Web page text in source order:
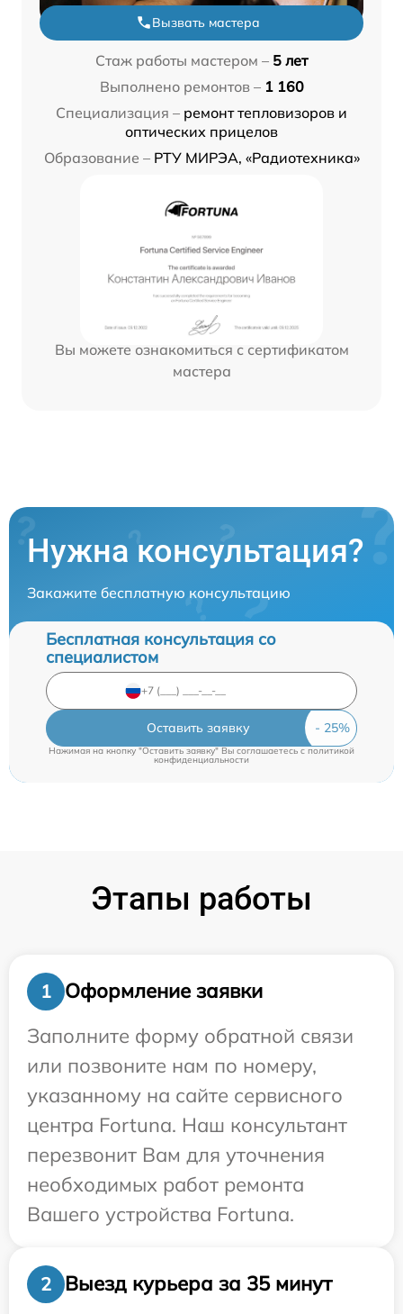
Вызвать мастера
Стаж работы мастером – 5 лет
Выполнено ремонтов – 1 160
Специализация – ремонт тепловизоров и
оптических прицелов
Образование – РТУ МИРЭА, «Радиотехника»
Вы можете ознакомиться с сертификатом
мастера
Нужна консультация?
Закажите бесплатную консультацию
Бесплатная консультация со
специалистом
Оставить заявку
Нажимая на кнопку "Оставить заявку" Вы соглашаетесь cполитикой
конфиденциальности
Этапы работы
1
Оформление заявки
Заполните форму обратной связи
или позвоните нам по номеру,
указанному на сайте сервисного
центра Fortuna. Наш консультант
перезвонит Вам для уточнения
необходимых работ ремонта
Вашего устройства Fortuna.
2 Выезд курьера за 35 минут